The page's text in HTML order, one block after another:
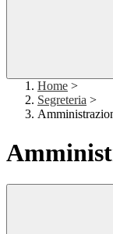
Home >
Segreteria >